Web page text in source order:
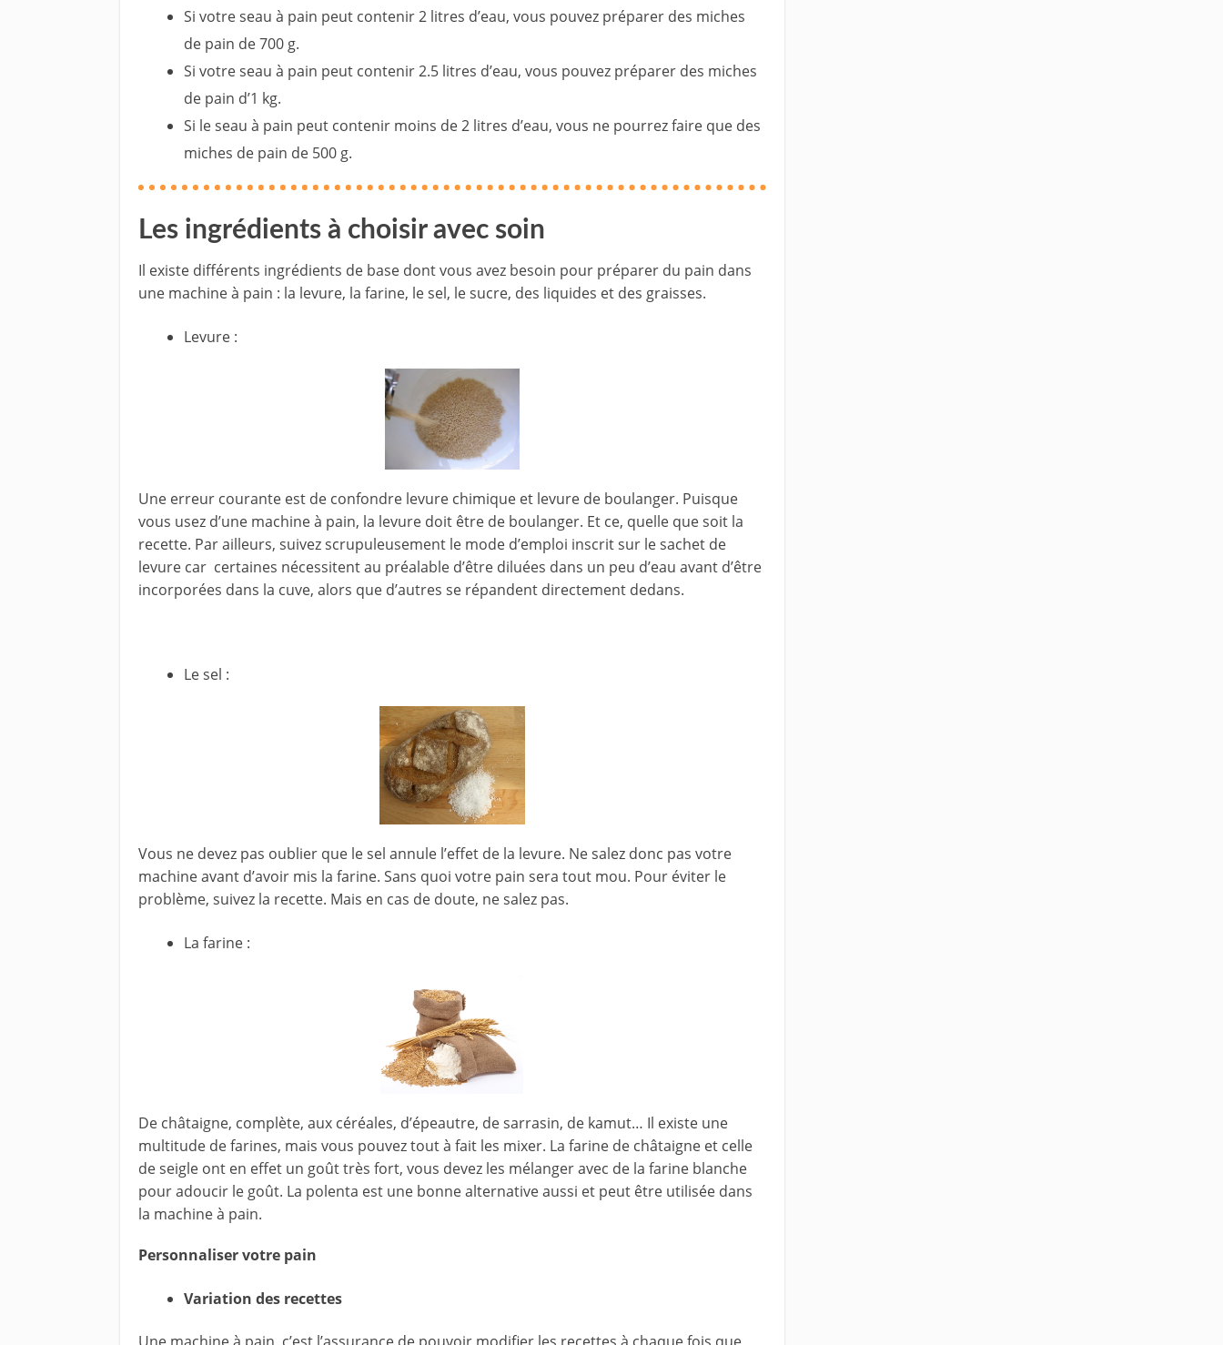
Si votre seau à pain peut contenir 2 litres d’eau, vous pouvez préparer des miches
de pain de 700 g.
Si votre seau à pain peut contenir 2.5 litres d’eau, vous pouvez préparer des miches
de pain d’1 kg.
Si le seau à pain peut contenir moins de 2 litres d’eau, vous ne pourrez faire que des
miches de pain de 500 g.
Les ingrédients à choisir avec soin
Il existe différents ingrédients de base dont vous avez besoin pour préparer du pain dans
une machine à pain : la levure, la farine, le sel, le sucre, des liquides et des graisses.
Levure :
Une erreur courante est de confondre levure chimique et levure de boulanger. Puisque
vous usez d’une machine à pain, la levure doit être de boulanger. Et ce, quelle que soit la
recette. Par ailleurs, suivez scrupuleusement le mode d’emploi inscrit sur le sachet de
levure car certaines nécessitent au préalable d’être diluées dans un peu d’eau avant d’être
incorporées dans la cuve, alors que d’autres se répandent directement dedans.
Le sel :
Vous ne devez pas oublier que le sel annule l’effet de la levure. Ne salez donc pas votre
machine avant d’avoir mis la farine. Sans quoi votre pain sera tout mou. Pour éviter le
problème, suivez la recette. Mais en cas de doute, ne salez pas.
La farine :
De châtaigne, complète, aux céréales, d’épeautre, de sarrasin, de kamut… Il existe une
multitude de farines, mais vous pouvez tout à fait les mixer. La farine de châtaigne et celle
de seigle ont en effet un goût très fort, vous devez les mélanger avec de la farine blanche
pour adoucir le goût. La polenta est une bonne alternative aussi et peut être utilisée dans
la machine à pain.
Personnaliser votre pain
Variation des recettes